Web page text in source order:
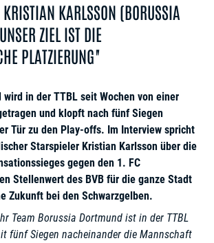
KARLSSON (BORUSSIA
ZIEL IST DIE
PLATZIERUNG"
wird in der TTBL seit Wochen von einer
und klopft nach fünf Siegen
Tür zu den Play-offs. Im Interview spricht
Starspieler Kristian Karlsson über die
gegen den 1. FC
Stellenwert des BVB für die ganze Stadt
Zukunft bei den Schwarzgelben.
Team Borussia Dortmund ist in der TTBL
fünf Siegen nacheinander die Mannschaft